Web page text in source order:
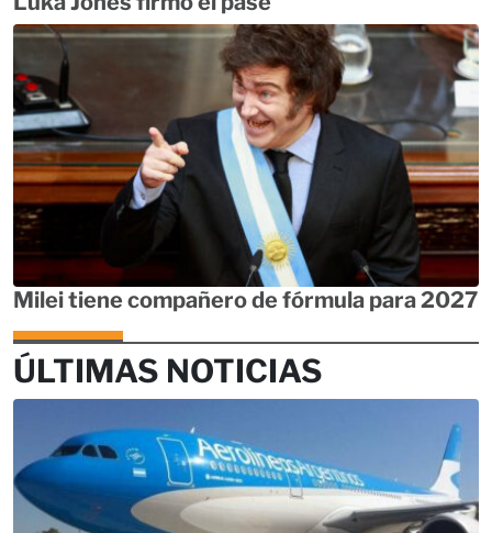
Milei tiene compañero de fórmula para 2027
ÚLTIMAS NOTICIAS